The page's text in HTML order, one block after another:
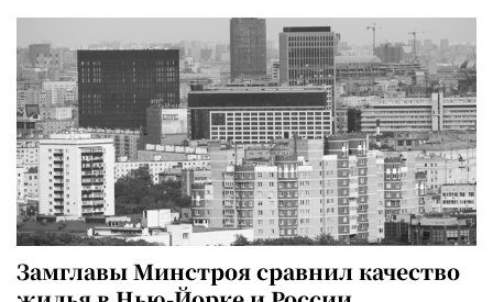
Замглавы Минстроя сравнил качество